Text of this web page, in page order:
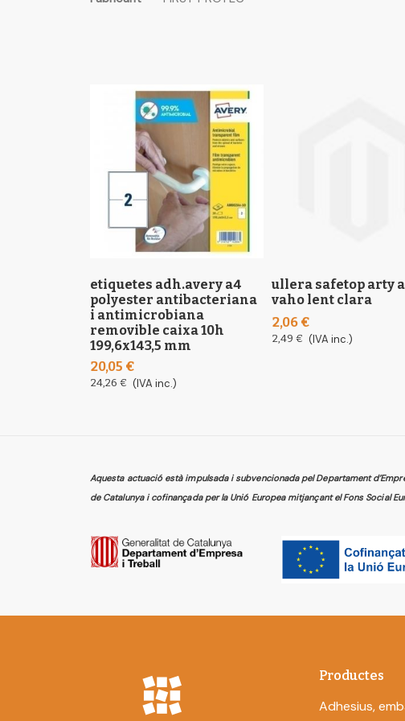
the
etiquetes adh.avery a4
polyester antibacteriana
i antimicrobiana
removible caixa 10h
199,6x143,5 mm
20,05 €
24,26 € (IVA inc.)
ullera safetop arty
vaho lent clara
2,06 €
2,49 € (IVA inc.)
Aquesta actuació està impulsada i subvencionada pel Departament
de Catalunya i cofinançada per la Unió Europea mitjançant el Fons Social
Productes
Adhesius,